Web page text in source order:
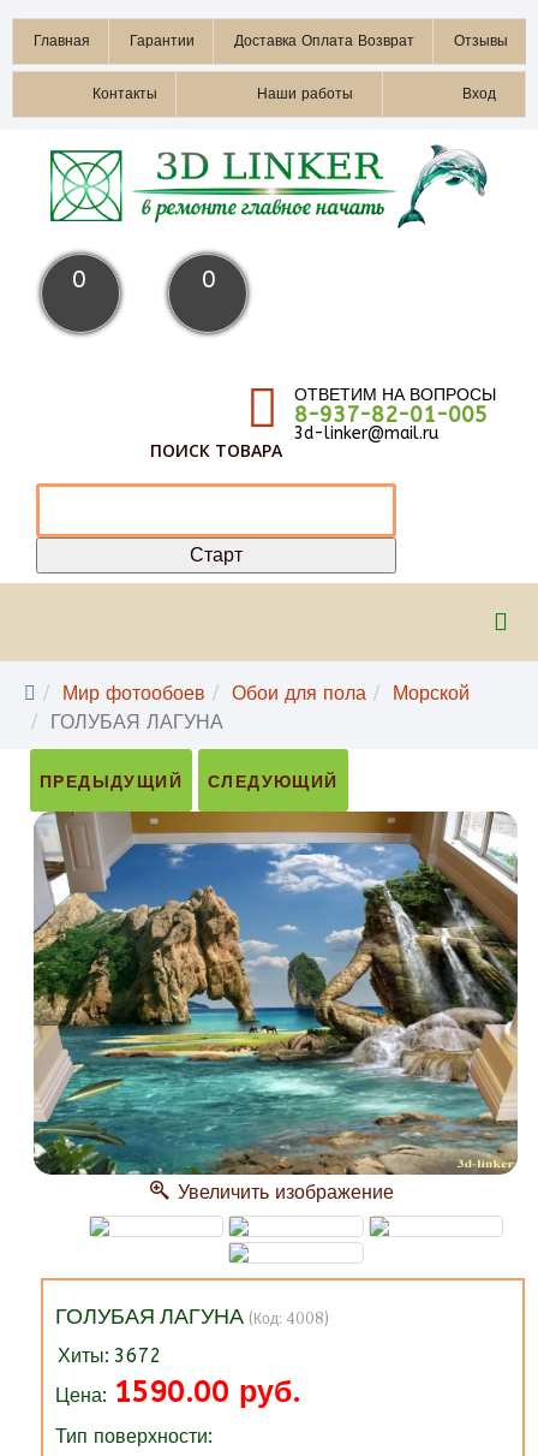
Главная Гарантии Доставка Оплата Возврат Отзывы
Контакты Наши работы Вход
0 0
ОТВЕТИМ НА ВОПРОСЫ
8-937-82-01-005
3d-linker@mail.ru
ПОИСК ТОВАРА
Мир фотообоев Обои для пола
Морской
ГОЛУБАЯ ЛАГУНА
ПРЕДЫДУЩИЙ СЛЕДУЮЩИЙ
Увеличить изображение
ГОЛУБАЯ ЛАГУНА (Код: 4008)
Хиты: 3672
Цена: 1590.00 руб.
Тип поверхности: